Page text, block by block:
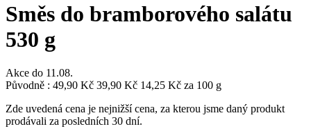
Směs do bramborového salátu
530 g
Akce do 11.08.
Původně : 49,90 Kč 39,90 Kč 14,25 Kč za 100 g
Zde uvedená cena je nejnižší cena, za kterou jsme daný produkt
prodávali za posledních 30 dní.